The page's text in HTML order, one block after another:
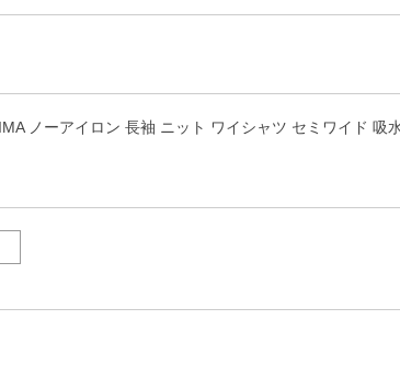
ノーアイロン 長袖 ニット ワイシャツ セミワイド 吸